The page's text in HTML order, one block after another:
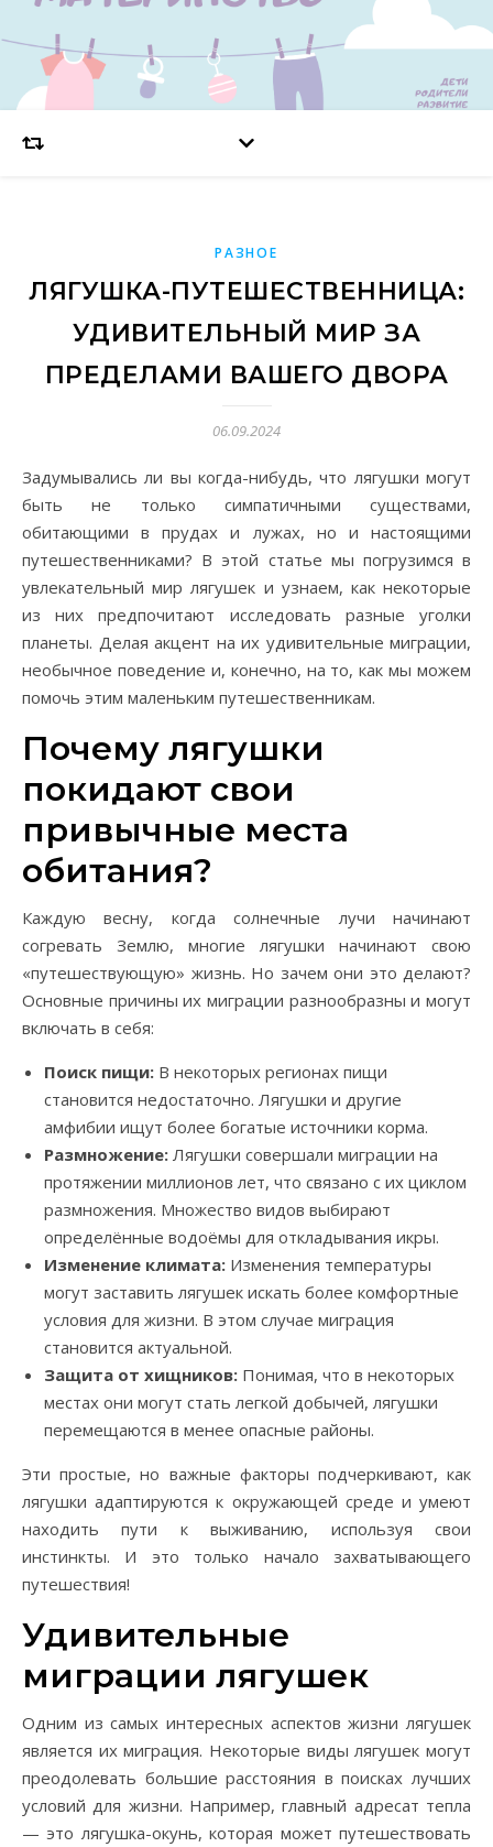
РАЗНОЕ
ЛЯГУШКА-ПУТЕШЕСТВЕННИЦА:
УДИВИТЕЛЬНЫЙ МИР ЗА
ПРЕДЕЛАМИ ВАШЕГО ДВОРА
06.09.2024
Задумывались ли вы когда-нибудь, что лягушки могут
быть не только симпатичными существами,
обитающими в прудах и лужах, но и настоящими
путешественниками? В этой статье мы погрузимся в
увлекательный мир лягушек и узнаем, как некоторые
из них предпочитают исследовать разные уголки
планеты. Делая акцент на их удивительные миграции,
необычное поведение и, конечно, на то, как мы можем
помочь этим маленьким путешественникам.
Почему лягушки
покидают свои
привычные места
обитания?
Каждую весну, когда солнечные лучи начинают
согревать Землю, многие лягушки начинают свою
«путешествующую» жизнь. Но зачем они это делают?
Основные причины их миграции разнообразны и могут
включать в себя:
Поиск пищи: В некоторых регионах пищи
становится недостаточно. Лягушки и другие
амфибии ищут более богатые источники корма.
Размножение: Лягушки совершали миграции на
протяжении миллионов лет, что связано с их циклом
размножения. Множество видов выбирают
определённые водоёмы для откладывания икры.
Изменение климата: Изменения температуры
могут заставить лягушек искать более комфортные
условия для жизни. В этом случае миграция
становится актуальной.
Защита от хищников: Понимая, что в некоторых
местах они могут стать легкой добычей, лягушки
перемещаются в менее опасные районы.
Эти простые, но важные факторы подчеркивают, как
лягушки адаптируются к окружающей среде и умеют
находить пути к выживанию, используя свои
инстинкты. И это только начало захватывающего
путешествия!
Удивительные
миграции лягушек
Одним из самых интересных аспектов жизни лягушек
является их миграция. Некоторые виды лягушек могут
преодолевать большие расстояния в поисках лучших
условий для жизни. Например, главный адресат тепла
— это лягушка-окунь, которая может путешествовать